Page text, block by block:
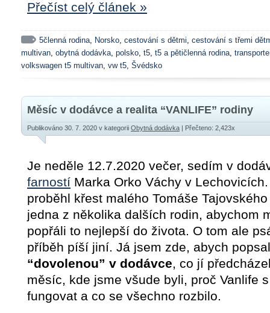
Přečíst celý článek »
5členná rodina Norsko cestování s dětmi cestování s třemi
multivan obytná dodávka polsko t5 t5 a pětičlenná rodina
volkswagen t5 multivan vw t5 Švédsko
Měsíc v dodávce a realita “VANLIFE” rodiny
Publikováno 30. 7. 2020 v kategorii Obytná dodávka | Přečteno: 2,423x
Je neděle 12.7.2020 večer, sedím v
farností Marka Orko Váchy v
proběhl křest malého Tomáše
jedna z několika dalších rodin, abychom
popřáli to nejlepší do života. O tom ale
příběh píší jiní. Já jsem zde, abych
“dovolenou” v dodávce, co jí
měsíc, kde jsme všude byli, proč Vanlife
fungovat a co se všechno rozbilo.